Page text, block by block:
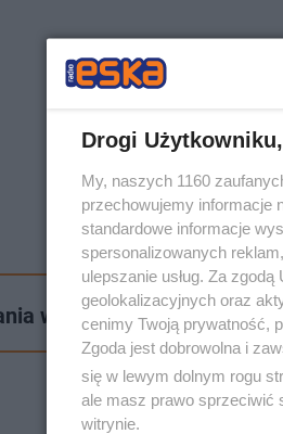
w około pół godziny -
Drogi Użytkowniku,
My, naszych 1160
przechowujemy informacje
standardowe informacje
spersonalizowanych
ulepszanie usług. Za
geolokalizacyjnych oraz
cenimy Twoją prywatność,
Zgoda jest dobrowolna i
się w lewym dolnym rogu
ale masz prawo sprzeciwić
witrynie.